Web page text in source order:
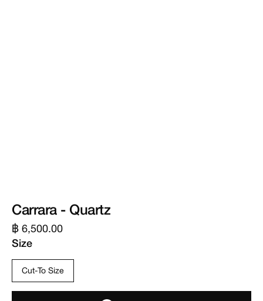
Carrara - Quartz
฿ 6,500.00
Size
Cut-To Size